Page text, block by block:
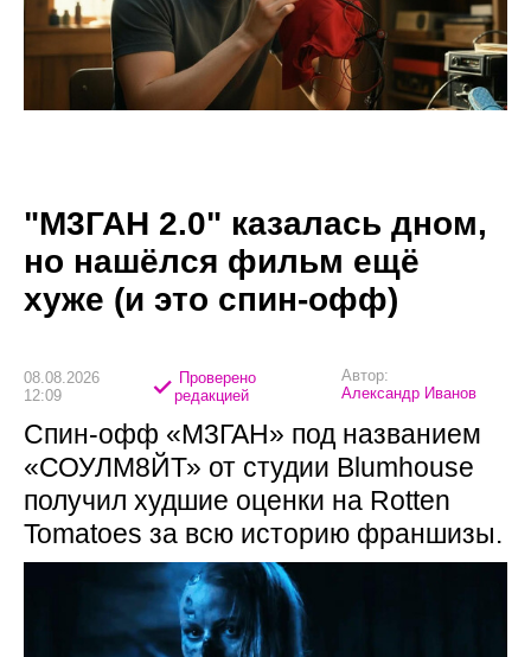
"М3ГАН 2.0" казалась дном,
но нашёлся фильм ещё
хуже (и это спин-офф)
08.08.2026
12:09
Проверено
редакцией
Автор:
Александр Иванов
Спин-офф «М3ГАН» под названием
«СОУЛМ8ЙТ» от студии Blumhouse
получил худшие оценки на Rotten
Tomatoes за всю историю франшизы.